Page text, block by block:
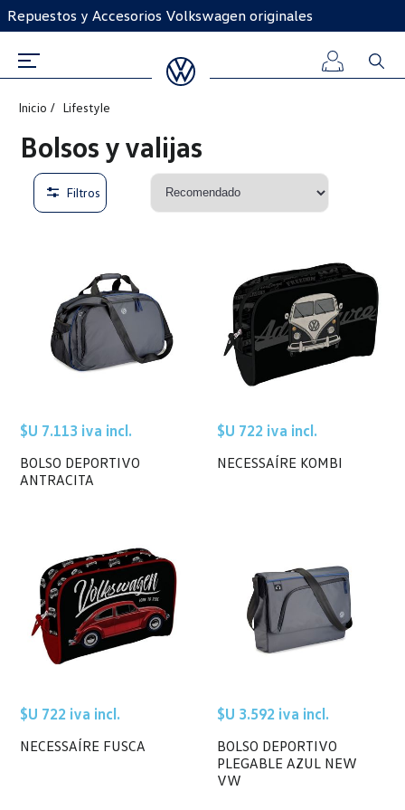
Repuestos y Accesorios Volkswagen originales
Inicio Lifestyle
Bolsos y valijas
Filtros
$U 7.113 iva incl.
BOLSO DEPORTIVO
ANTRACITA
$U 722 iva incl.
NECESSAÍRE KOMBI
$U 722 iva incl.
NECESSAÍRE FUSCA
$U 3.592 iva incl.
BOLSO DEPORTIVO
PLEGABLE AZUL NEW
VW